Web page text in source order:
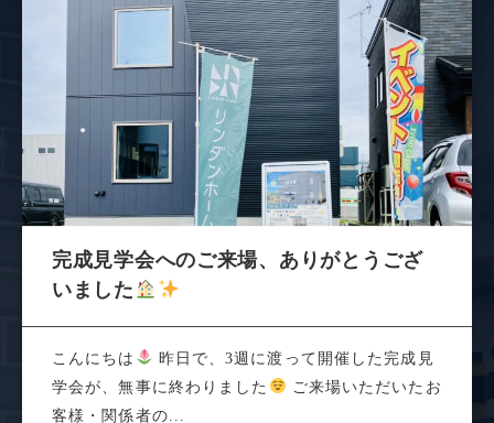
完成見学会へのご来場、ありがとうござ
いました
こんにちは
昨日で、3週に渡って開催した完成見
学会が、無事に終わりました
ご来場いただいたお
客様・関係者の...